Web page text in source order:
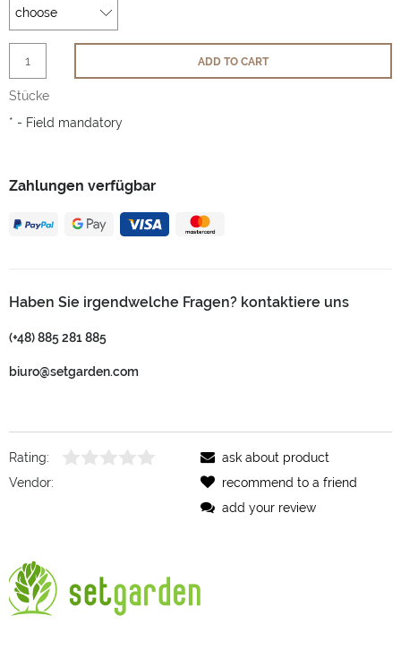
Zahlungen verfügbar
Haben Sie irgendwelche Fragen? kontaktiere uns
(+48) 885 281 885
biuro@setgarden.com
Stücke
ADD TO CART
* - Field mandatory
Rating:
Vendor:
ask about product
recommend to a friend
add your review